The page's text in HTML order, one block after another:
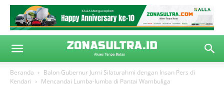
Beranda
Balon Gubernur Jurni Silaturahmi dengan Insan Pers di
Kendari
Mencandai Lumba-lumba di Pantai Wambuliga